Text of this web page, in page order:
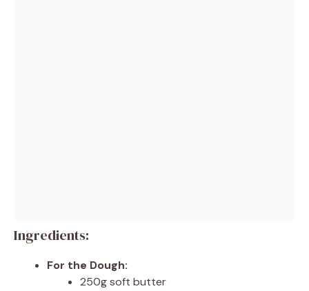
Ingredients:
For the Dough:
250g soft butter